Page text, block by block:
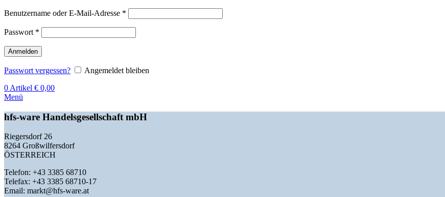
Benutzername oder E-Mail-Adresse *
Passwort *
Anmelden
Passwort vergessen?
Angemeldet bleiben
0 Artikel € 0,00
Menü
hfs-ware Handelsgesellschaft mbH
Riegersdorf 26
8264 Großwilfersdorf
ÖSTERREICH
Telefon: +43 3385 68710
Telefax: +43 3385 68710-17
Email: markt@hfs-ware.at